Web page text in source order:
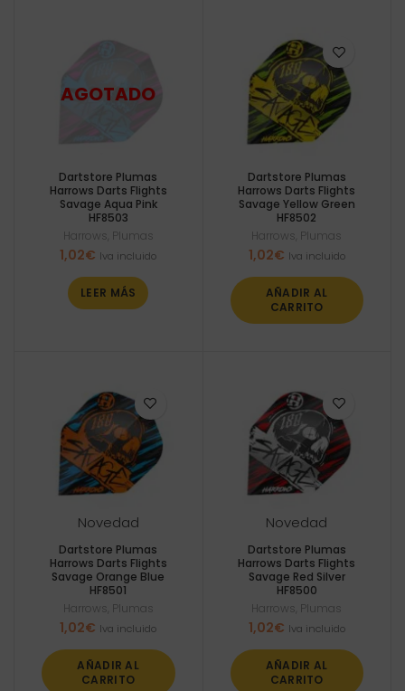
Dartstore Plumas
Harrows Darts Flights
Savage Aqua Pink
HF8503
Harrows Plumas
1,02€ Iva incluido
LEER MÁS
Dartstore Plumas
Harrows Darts Flights
Savage Yellow Green
HF8502
Harrows Plumas
1,02€ Iva incluido
AÑADIR AL
CARRITO
Novedad
Dartstore Plumas
Harrows Darts Flights
Savage Orange Blue
HF8501
Harrows Plumas
1,02€ Iva incluido
AÑADIR AL
CARRITO
Novedad
Dartstore Plumas
Harrows Darts Flights
Savage Red Silver
HF8500
Harrows Plumas
1,02€ Iva incluido
AÑADIR AL
CARRITO